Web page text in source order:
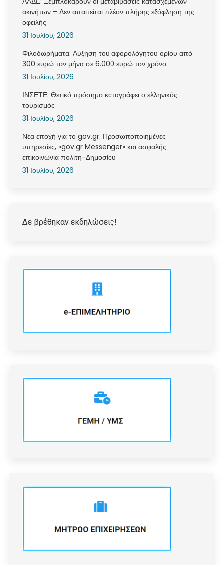
ακινήτων – Δεν απαιτείται πλέον πλήρης εξόφληση της
οφειλής
31 Ιουλίου, 2026
Φιλοδωρήματα: Αύξηση του αφορολόγητου ορίου από
300 ευρώ τον μήνα σε 6.000 ευρώ τον χρόνο
31 Ιουλίου, 2026
ΙΝΣΕΤΕ: Θετικό πρόσημο καταγράφει ο ελληνικός
τουρισμός
31 Ιουλίου, 2026
Νέα εποχή για το gov.gr: Προσωποποιημένες
υπηρεσίες, «gov.gr Messenger» και ασφαλής
επικοινωνία πολίτη-Δημοσίου
31 Ιουλίου, 2026
Δε βρέθηκαν εκδηλώσεις!